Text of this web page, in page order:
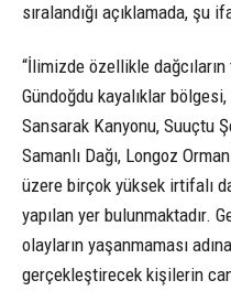
sıralandığı açıklamada, şu
“İlimizde özellikle
Gündoğdu kayalıklar
Sansarak Kanyonu, Suuçtu
Samanlı Dağı, Longoz
üzere birçok yüksek irtifalı
yapılan yer bulunmaktadır.
olayların yaşanmaması
gerçekleştirecek kişilerin